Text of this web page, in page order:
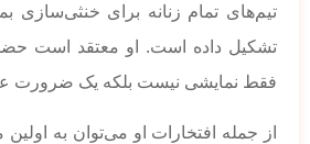
تیم‌های تمام زنانه برای خنثی‌سازی
تشکیل داده است. او معتقد است
فقط نمایشی نیست بلکه یک ضرورت
از جمله افتخارات او می‌توان به